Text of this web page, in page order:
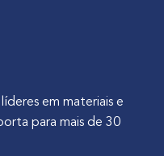
em materiais e
para mais de 30